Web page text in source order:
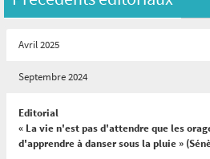
Avril 2025
Septembre 2024
Editorial
« La vie n'est pas d'attendre que les
d'apprendre à danser sous la pluie »